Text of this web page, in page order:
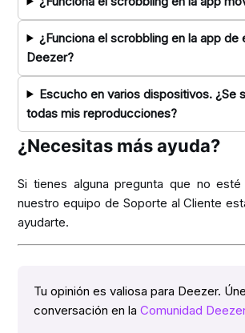
¿Funciona el scrobbling en la app
Deezer?
Escucho en varios dispositivos. ¿Se
todas mis reproducciones?
¿Necesitas más ayuda?
Si tienes alguna pregunta que no esté
nuestro equipo de Soporte al Cliente
ayudarte.
Tu opinión es valiosa para Deezer.
conversación en laComunidad